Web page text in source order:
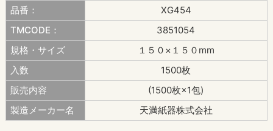
品番：
XG454
TMCODE：
3851054
規格・サイズ
１５０×１５０mm
入数
1500枚
販売内容
(1500枚×1包)
製造メーカー名
天満紙器株式会社